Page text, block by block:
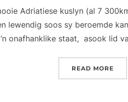
Adriatiese kuslyn (al 7
lewendig soos sy beroemde
onafhanklike staat, asook lid
READ MORE